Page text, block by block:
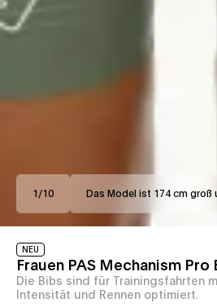
1 /10 Das Model ist 174 cm groß
NEU
Frauen PAS Mechanism Pro
Die Bibs sind für Trainingsfahrten
Intensität und Rennen optimiert.